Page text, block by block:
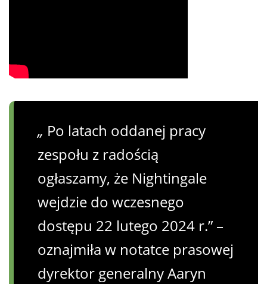
„ Po latach oddanej pracy
zespołu z radością
ogłaszamy, że Nightingale
wejdzie do wczesnego
dostępu 22 lutego 2024 r.” –
oznajmiła w notatce prasowej
dyrektor generalny Aaryn